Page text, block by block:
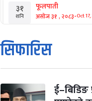
३१
शनि
फूलपाती
असोज ३१ , २०८३-Oct
१
आइत
कार्तिक सङ्क्रान्ति
कार्तिक १, २०८३
मंगल कार्तिक ३, २०८३-Oct
सिफारिस
ई–बिडिङ